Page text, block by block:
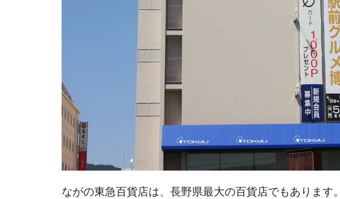
ながの東急百貨店は、長野県最大の百貨店でもあります。